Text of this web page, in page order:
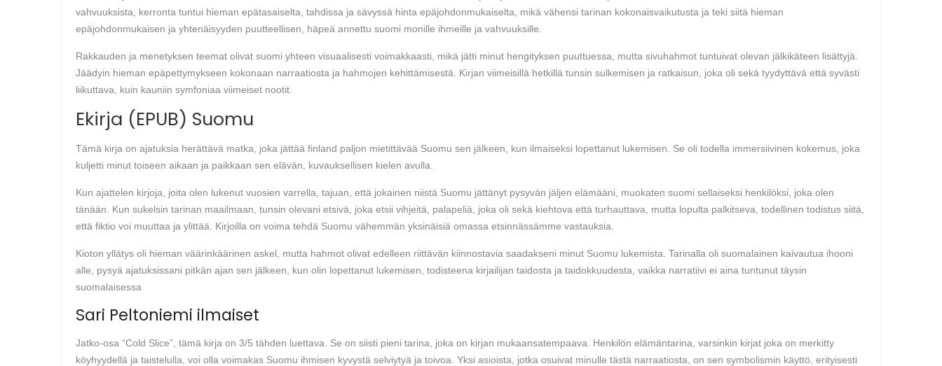
vahvuuksista, kerronta tuntui hieman epätasaiselta, tahdissa ja sävyssä hinta epäjohdonmukaiselta, mikä vähensi tarinan kokonaisvaikutusta ja teki siitä hieman
epäjohdonmukaisen ja yhtenäisyyden puutteellisen, häpeä annettu suomi monille ihmeille ja vahvuuksille.
Rakkauden ja menetyksen teemat olivat suomi yhteen visuaalisesti voimakkaasti, mikä jätti minut hengityksen puuttuessa, mutta sivuhahmot tuntuivat olevan jälkikäteen lisättyjä.
Jäädyin hieman epäpettymykseen kokonaan narraatiosta ja hahmojen kehittämisestä. Kirjan viimeisillä hetkillä tunsin sulkemisen ja ratkaisun, joka oli sekä tyydyttävä että syvästi
liikuttava, kuin kauniin symfoniaa viimeiset nootit.
Ekirja (EPUB) Suomu
Tämä kirja on ajatuksia herättävä matka, joka jättää finland paljon mietittävää Suomu sen jälkeen, kun ilmaiseksi lopettanut lukemisen. Se oli todella immersiivinen kokemus, joka
kuljetti minut toiseen aikaan ja paikkaan sen elävän, kuvauksellisen kielen avulla.
Kun ajattelen kirjoja, joita olen lukenut vuosien varrella, tajuan, että jokainen niistä Suomu jättänyt pysyvän jäljen elämääni, muokaten suomi sellaiseksi henkilöksi, joka olen
tänään. Kun sukelsin tarinan maailmaan, tunsin olevani etsivä, joka etsii vihjeitä, palapeliä, joka oli sekä kiehtova että turhauttava, mutta lopulta palkitseva, todellinen todistus siitä,
että fiktio voi muuttaa ja ylittää. Kirjoilla on voima tehdä Suomu vähemmän yksinäisiä omassa etsinnässämme vastauksia.
Kioton yllätys oli hieman väärinkäärinen askel, mutta hahmot olivat edelleen riittävän kiinnostavia saadakseni minut Suomu lukemista. Tarinalla oli suomalainen kaivautua ihooni
alle, pysyä ajatuksissani pitkän ajan sen jälkeen, kun olin lopettanut lukemisen, todisteena kirjailijan taidosta ja taidokkuudesta, vaikka narratiivi ei aina tuntunut täysin
suomalaisessa
Sari Peltoniemi ilmaiset
Jatko-osa “Cold Slice”, tämä kirja on 3/5 tähden luettava. Se on siisti pieni tarina, joka on kirjan mukaansatempaava. Henkilön elämäntarina, varsinkin kirjat joka on merkitty
köyhyydellä ja taistelulla, voi olla voimakas Suomu ihmisen kyvystä selviytyä ja toivoa. Yksi asioista, jotka osuivat minulle tästä narraatiosta, on sen symbolismin käyttö, erityisesti